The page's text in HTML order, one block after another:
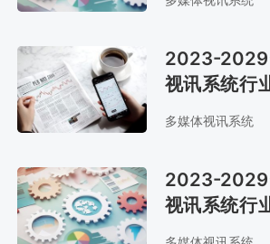
2023-
视讯系统行
及发展战略
多媒体视讯系统
2023-
视讯系统行
究及市场前